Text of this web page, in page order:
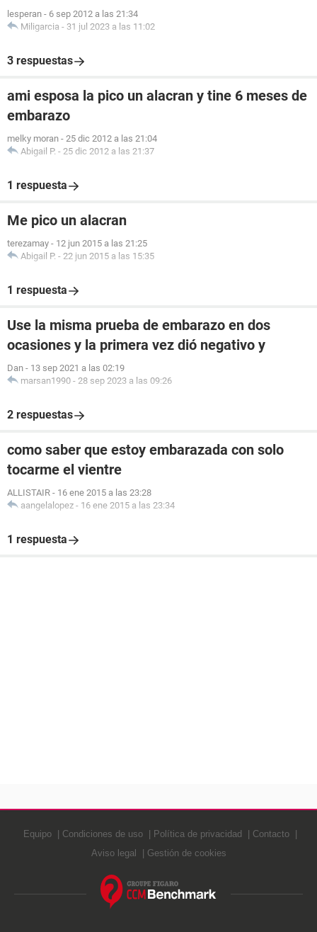
lesperan - 6 sep 2012 a las 21:34
Miligarcia - 31 jul 2023 a las 11:02
3 respuestas
ami esposa la pico un alacran y tine 6 meses de
embarazo
melky moran - 25 dic 2012 a las 21:04
Abigail P. - 25 dic 2012 a las 21:37
1 respuesta
Me pico un alacran
terezamay - 12 jun 2015 a las 21:25
Abigail P. - 22 jun 2015 a las 15:35
1 respuesta
Use la misma prueba de embarazo en dos
ocasiones y la primera vez dió negativo y
Dan - 13 sep 2021 a las 02:19
marsan1990 - 28 sep 2023 a las 09:26
2 respuestas
como saber que estoy embarazada con solo
tocarme el vientre
ALLISTAIR - 16 ene 2015 a las 23:28
aangelalopez - 16 ene 2015 a las 23:34
1 respuesta
Equipo Condiciones de uso Política de privacidad
Contacto
Aviso legal
Gestión de cookies